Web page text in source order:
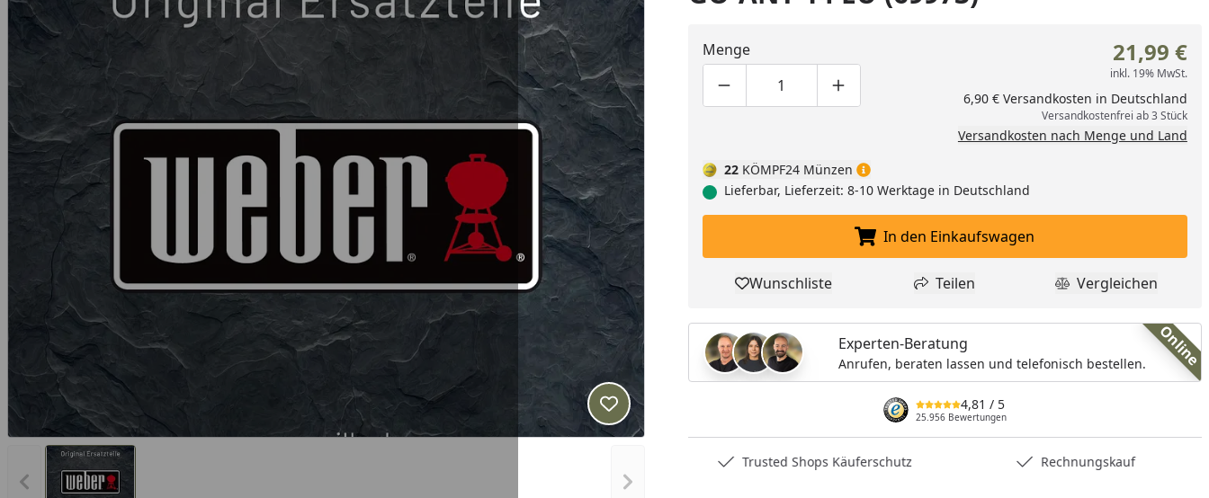
Vorheriges Bild anzeigen Nächstes Bild anzeigen
Produkt zur Wunschliste hinzufügen
Menge
Produktmenge um eins verringern
Produktmenge manuell eingeben
Produktmenge um eins erhöhen
21,99 €
inkl. 19% MwSt.
6,90 € Versandkosten in Deutschland
Versandkostenfrei ab 3 Stück
Versandkosten nach Menge und Land
22 KÖMPF24 Münzen
Lieferbar, Lieferzeit: 8-10 Werktage in Deutschland
In den Einkaufswagen legen
In den Einkaufswagen
Produkt zur Wunschliste hinzufügen
Wunschliste Teilen
Teilen Produkt
Vergleichen
Online
Experten-Beratung
Anrufen, beraten lassen und telefonisch bestellen.
4,81 / 5
25.956 Bewertungen
Trusted Shops Käuferschutz Rechnungskauf